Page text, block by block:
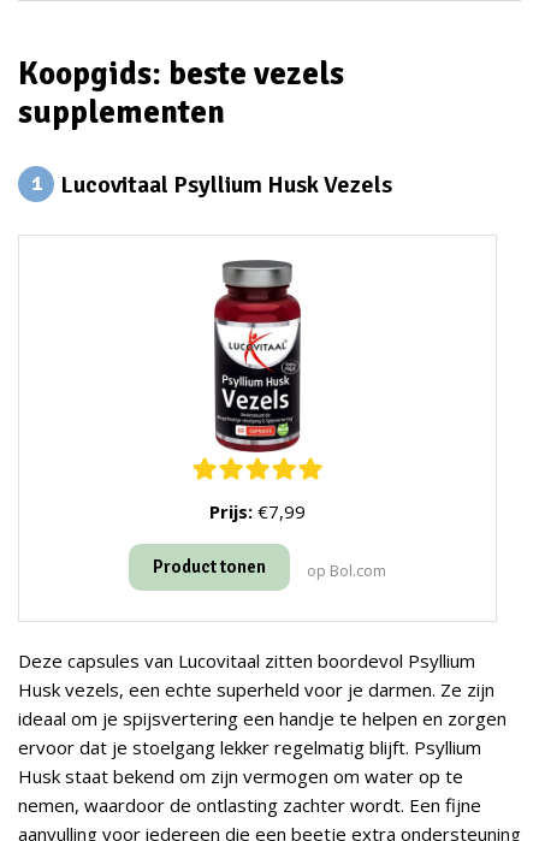
Koopgids: beste vezels
supplementen
1 Lucovitaal Psyllium Husk Vezels
Prijs: €7,99
Product tonen op Bol.com
Deze capsules van Lucovitaal zitten boordevol Psyllium
Husk vezels, een echte superheld voor je darmen. Ze zijn
ideaal om je spijsvertering een handje te helpen en zorgen
ervoor dat je stoelgang lekker regelmatig blijft. Psyllium
Husk staat bekend om zijn vermogen om water op te
nemen, waardoor de ontlasting zachter wordt. Een fijne
aanvulling voor iedereen die een beetje extra ondersteuning